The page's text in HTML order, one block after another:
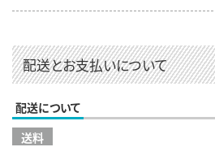
配送とお支払いについて
配送について
送料